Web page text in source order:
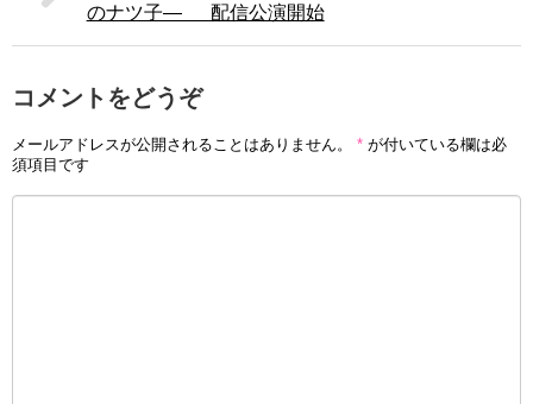
のナツ子— 配信公演開始
コメントをどうぞ
メールアドレスが公開されることはありません。 * が付いている欄は必
須項目です